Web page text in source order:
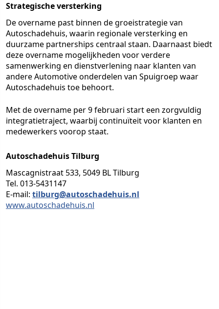
Strategische versterking
De overname past binnen de groeistrategie van
Autoschadehuis, waarin regionale versterking en
duurzame partnerships centraal staan. Daarnaast biedt
deze overname mogelijkheden voor verdere
samenwerking en dienstverlening naar klanten van
andere Automotive onderdelen van Spuigroep waar
Autoschadehuis toe behoort.
Met de overname per 9 februari start een zorgvuldig
integratietraject, waarbij continuïteit voor klanten en
medewerkers voorop staat.
Autoschadehuis Tilburg
Mascagnistraat 533, 5049 BL Tilburg
Tel. 013-5431147
E-mail: tilburg@autoschadehuis.nl
www.autoschadehuis.nl